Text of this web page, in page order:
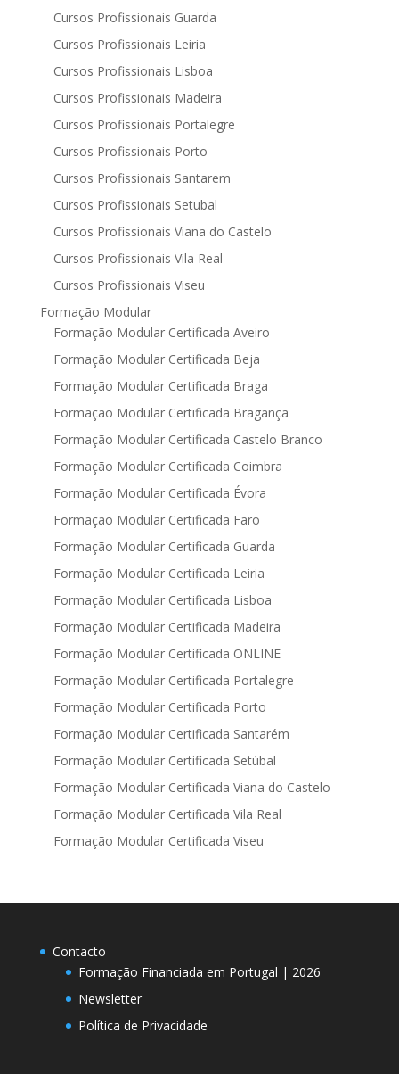
Cursos Profissionais Guarda
Cursos Profissionais Leiria
Cursos Profissionais Lisboa
Cursos Profissionais Madeira
Cursos Profissionais Portalegre
Cursos Profissionais Porto
Cursos Profissionais Santarem
Cursos Profissionais Setubal
Cursos Profissionais Viana do Castelo
Cursos Profissionais Vila Real
Cursos Profissionais Viseu
Formação Modular
Formação Modular Certificada Aveiro
Formação Modular Certificada Beja
Formação Modular Certificada Braga
Formação Modular Certificada Bragança
Formação Modular Certificada Castelo Branco
Formação Modular Certificada Coimbra
Formação Modular Certificada Évora
Formação Modular Certificada Faro
Formação Modular Certificada Guarda
Formação Modular Certificada Leiria
Formação Modular Certificada Lisboa
Formação Modular Certificada Madeira
Formação Modular Certificada ONLINE
Formação Modular Certificada Portalegre
Formação Modular Certificada Porto
Formação Modular Certificada Santarém
Formação Modular Certificada Setúbal
Formação Modular Certificada Viana do Castelo
Formação Modular Certificada Vila Real
Formação Modular Certificada Viseu
Contacto
Formação Financiada em Portugal | 2026
Newsletter
Política de Privacidade